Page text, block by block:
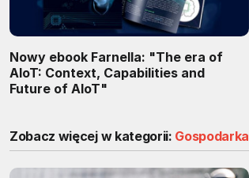
Nowy ebook Farnella: "The era of
AIoT: Context, Capabilities and
Future of AIoT"
Zobacz więcej w kategorii: Gospodarka